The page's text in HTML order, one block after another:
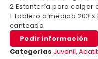
2 Estantería para colgar
1 Tablero a medida 203 x
canteado
Pedir información
Categorías Juvenil,